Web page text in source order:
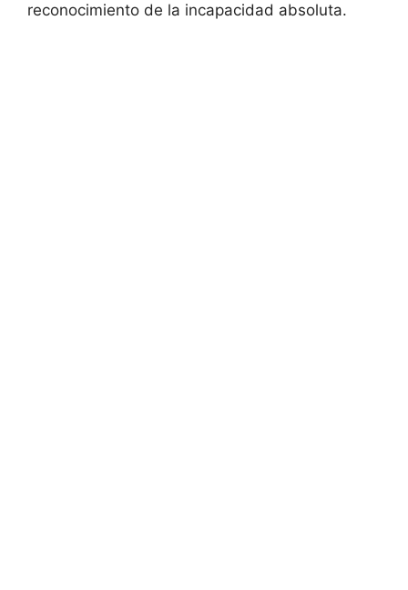
reconocimiento de la incapacidad absoluta.